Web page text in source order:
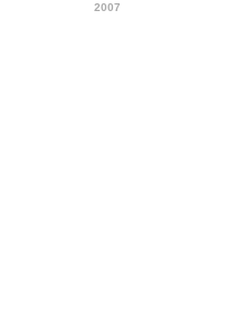
2007